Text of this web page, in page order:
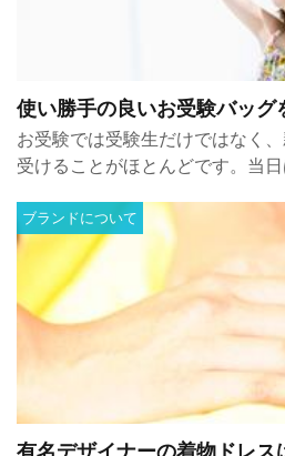
使い勝手の良いお受験バッグ
お受験では受験生だけではなく
受けることがほとんどです。当
有名デザイナーの着物ドレス
ブランドについて